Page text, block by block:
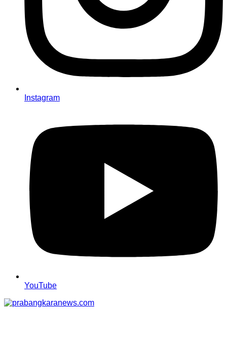
Instagram
YouTube